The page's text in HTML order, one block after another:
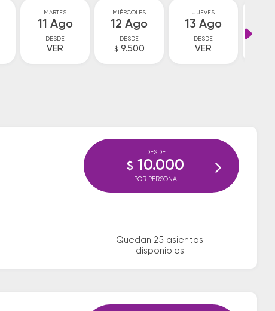
MARTES
11 Ago
DESDE
VER
MIÉRCOLES
12 Ago
DESDE
$ 9.500
JUEVES
13 Ago
DESDE
VER
Quedan 25 asientos
disponibles
DESDE
$ 10.000
POR PERSONA